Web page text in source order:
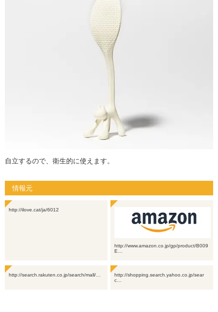
自立するので、衛生的に使えます。
情報元
http://ilove.cat/ja/6012
http://www.amazon.co.jp/gp/product/B009
E…
http://search.rakuten.co.jp/search/mall/…
http://shopping.search.yahoo.co.jp/sear
c…